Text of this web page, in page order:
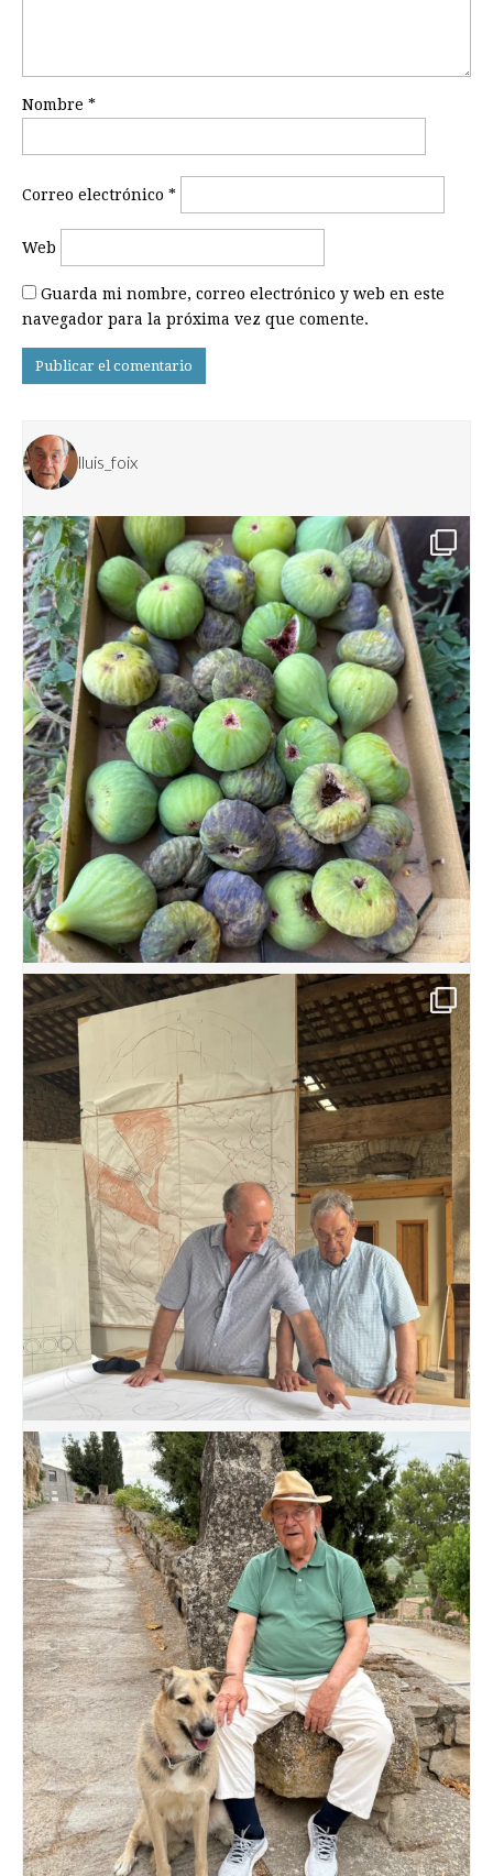
Nombre *
Correo electrónico *
Web
Guarda mi nombre, correo electrónico y web en este
navegador para la próxima vez que comente.
lluis_foix